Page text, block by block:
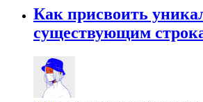
Как присвоить
существующим